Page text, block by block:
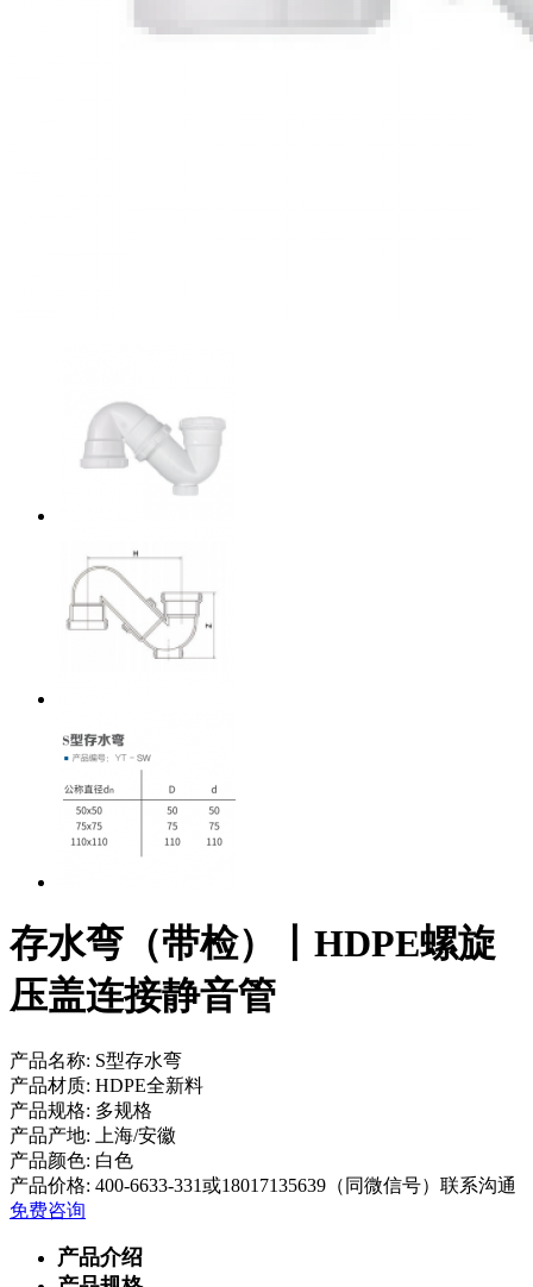
存水弯（带检）丨HDPE螺旋
压盖连接静音管
产品名称: S型存水弯
产品材质: HDPE全新料
产品规格: 多规格
产品产地:
上海/安徽
产品颜色: 白色
产品价格: 400-6633-331或18017135639（同微信号）联系沟通
免费咨询
产品介绍